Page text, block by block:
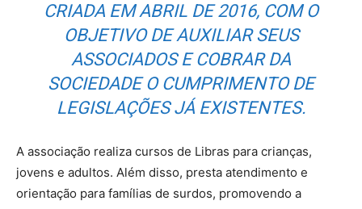
CRIADA EM ABRIL DE 2016, COM O
OBJETIVO DE AUXILIAR SEUS
ASSOCIADOS E COBRAR DA
SOCIEDADE O CUMPRIMENTO DE
LEGISLAÇÕES JÁ EXISTENTES.
A associação realiza cursos de Libras para crianças,
jovens e adultos. Além disso, presta atendimento e
orientação para famílias de surdos, promovendo a